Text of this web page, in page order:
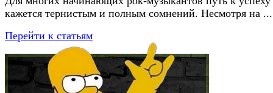
кажется тернистым и полным сомнений. Несмотря на ...
Перейти к статьям